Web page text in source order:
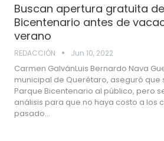
Buscan apertura gratuita
Bicentenario antes de
verano
REDACCIÓN Jun 10, 2022
Carmen GalvánLuis Bernardo Nava
municipal de Querétaro, aseguró que
Parque Bicentenario al público, pero
análisis para que no haya costo a los
pasado…